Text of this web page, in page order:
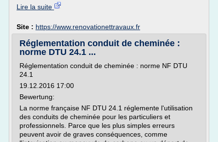
Lire la suite
Site : https://www.renovationettravaux.fr
Réglementation conduit de cheminée :
norme DTU 24.1 ...
Réglementation conduit de cheminée : norme NF DTU
24.1
19.12.2016 17:00
Bewertung:
La norme française NF DTU 24.1 réglemente l'utilisation
des conduits de cheminée pour les particuliers et
professionnels. Parce que les plus simples erreurs
peuvent avoir de graves conséquences, comme